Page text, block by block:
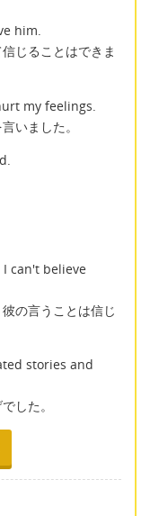
him.
じることはできま
my feelings.
いました。
can't believe
の言うことは信じ
stories and
した。